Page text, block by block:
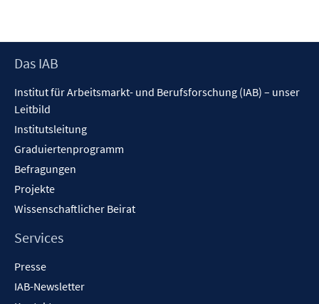
Footer
Das IAB
Institut für Arbeitsmarkt- und Berufsforschung (IAB) – unser
Leitbild
Institutsleitung
Graduiertenprogramm
Befragungen
Projekte
Wissenschaftlicher Beirat
Services
Presse
IAB-Newsletter